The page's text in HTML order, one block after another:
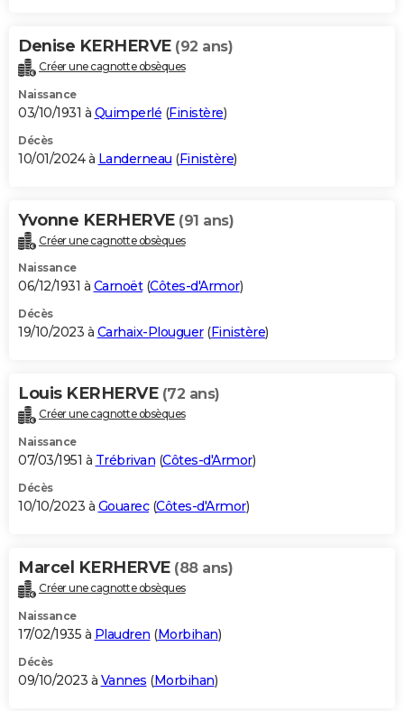
Denise KERHERVE (92 ans)
Créer une cagnotte obsèques
Naissance
03/10/1931 à Quimperlé (Finistère)
Décès
10/01/2024 à Landerneau (Finistère)
Yvonne KERHERVE (91 ans)
Créer une cagnotte obsèques
Naissance
06/12/1931 à Carnoët(Côtes-d'Armor)
Décès
19/10/2023 à Carhaix-Plouguer(Finistère)
Louis KERHERVE (72 ans)
Créer une cagnotte obsèques
Naissance
07/03/1951 à Trébrivan (Côtes-d'Armor)
Décès
10/10/2023 à Gouarec(Côtes-d'Armor)
Marcel KERHERVE (88 ans)
Créer une cagnotte obsèques
Naissance
17/02/1935 à Plaudren (Morbihan)
Décès
09/10/2023 à Vannes (Morbihan)